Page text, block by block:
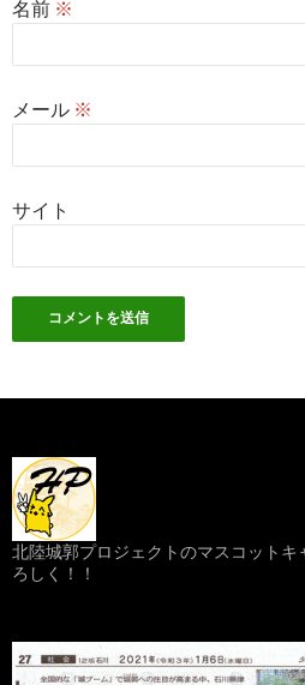
名前 ※
メール ※
サイト
北陸城郭プロジェクトのマスコットキ
ろしく！！